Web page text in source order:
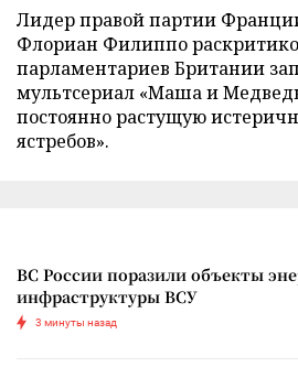
Лидер правой партии
Флориан Филиппо
парламентариев Британии
мультсериал «Маша и
постоянно растущую
ястребов».
ВС России поразили объекты
инфраструктуры ВСУ
3 минуты назад